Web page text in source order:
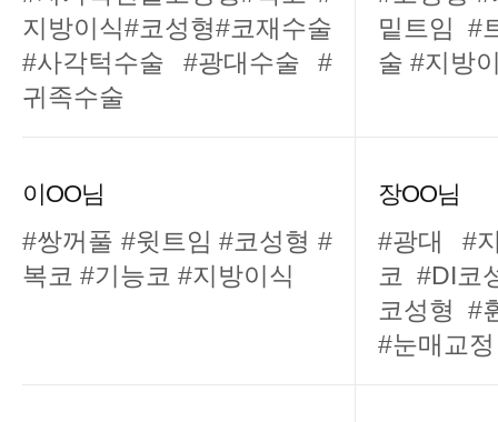
지방이식#코성형#코재수술
#사각턱수술 #광대수술 #
귀족수술
밑트임 #
술 #지방
이OO님
#쌍꺼풀 #윗트임 #코성형 #
복코 #기능코 #지방이식
장OO님
#광대 #
코 #DI코
코성형 #
#눈매교